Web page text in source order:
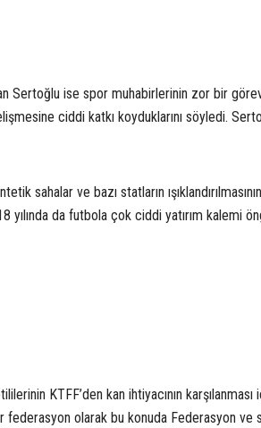
Sertoğlu ise spor muhabirlerinin zor bir
ciddi katkı koyduklarını söyledi.
sahalar ve bazı statların
yılında da futbola çok ciddi yatırım kalemi
KTFF’den kan ihtiyacının
federasyon olarak bu konuda Federasyon